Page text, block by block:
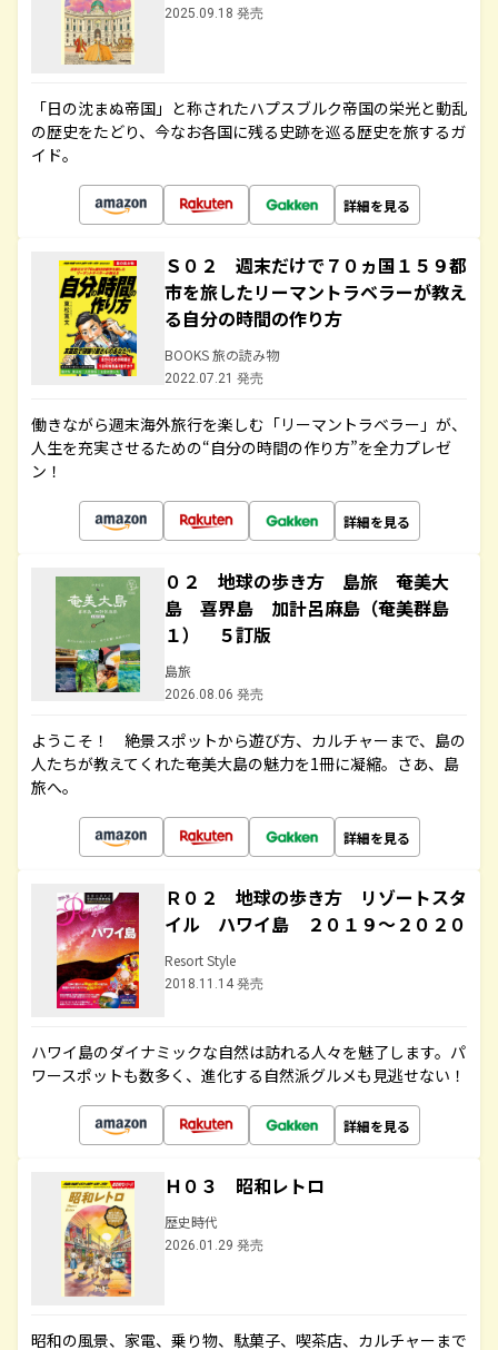
2025.09.18 発売
「日の沈まぬ帝国」と称されたハプスブルク帝国の栄光と動乱
の歴史をたどり、今なお各国に残る史跡を巡る歴史を旅するガ
イド。
詳細を見る
Ｓ０２ 週末だけで７０ヵ国１５９都
市を旅したリーマントラベラーが教え
る自分の時間の作り方
BOOKS 旅の読み物
2022.07.21 発売
働きながら週末海外旅行を楽しむ「リーマントラベラー」が、
人生を充実させるための“自分の時間の作り方”を全力プレゼ
ン！
詳細を見る
０２ 地球の歩き方 島旅 奄美大
島 喜界島 加計呂麻島（奄美群島
１） ５訂版
島旅
2026.08.06 発売
ようこそ！ 絶景スポットから遊び方、カルチャーまで、島の
人たちが教えてくれた奄美大島の魅力を1冊に凝縮。さあ、島
旅へ。
詳細を見る
Ｒ０２ 地球の歩き方 リゾートスタ
イル ハワイ島 ２０１９～２０２０
Resort Style
2018.11.14 発売
ハワイ島のダイナミックな自然は訪れる人々を魅了します。パ
ワースポットも数多く、進化する自然派グルメも見逃せない！
詳細を見る
Ｈ０３ 昭和レトロ
歴史時代
2026.01.29 発売
昭和の風景、家電、乗り物、駄菓子、喫茶店、カルチャーまで